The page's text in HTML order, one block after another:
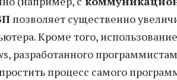
позволяет существенно
Кроме того,
разработанного
процесс самого